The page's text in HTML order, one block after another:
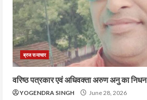
ब्रज समाचार
वरिष्ठ पत्रकार एवं अधिवक्ता अरुण अनु का निधन
YOGENDRA SINGH June 28, 2026